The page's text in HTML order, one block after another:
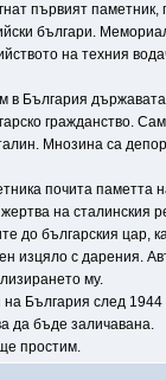
първият
българи.
на техния
в България
гражданство.
Мнозина са
почита паметта
на сталинския
до българския цар,
изцяло с дарения.
му.
на България след
да бъде заличавана.
простим.